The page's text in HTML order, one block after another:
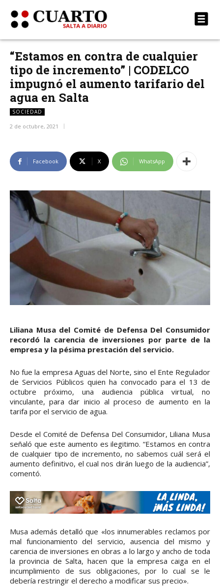
“Estamos en contra de cualquier
tipo de incremento” | CODELCO
impugnó el aumento tarifario del
agua en Salta
SOCIEDAD
2 de octubre, 2021
Facebook X WhatsApp
Liliana Musa del Comité de Defensa Del Consumidor
recordó la carencia de inversiones por parte de la
empresa y la pésima prestación del servicio.
No fue la empresa Aguas del Norte, sino el Ente Regulador
de Servicios Públicos quien ha convocado para el 13 de
octubre próximo, una audiencia pública virtual, no
vinculante, para dar inicio al proceso de aumento en la
tarifa por el servicio de agua.
Desde el Comité de Defensa Del Consumidor, Liliana Musa
señaló que este aumento es ilegitimo. “Estamos en contra
de cualquier tipo de incremento, no sabemos cuál será el
aumento definitivo, el cual nos dirán luego de la audiencia”,
comentó.
Musa además detalló que «los innumerables reclamos por
mal funcionamiento del servicio, ausencia del mismo y
carencia de inversiones en obras a lo largo y ancho de toda
la provincia de Salta, hacen que la empresa caiga en el
incumplimiento de sus obligaciones, por lo cual se le
debería restringir el derecho a modificar sus precio».